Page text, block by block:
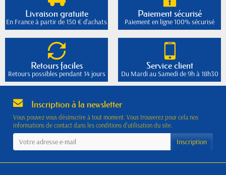
Livraison gratuite
En France à partir de 150 € d'achats
Paiement sécurisé
Paiement en ligne 100% sécurisé
Retours faciles
Retours possibles pendant 14 jours
Service client
Du Mardi au Samedi de 9h à 18h30
Inscription à la newsletter
Vous pouvez vous désinscrire à tout moment. Vous trouverez pour cela nos
informations de contact dans les conditions d'utilisation du site.